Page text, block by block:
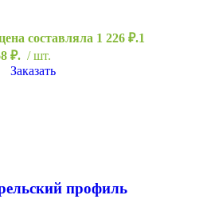
составляла 1 226 ₽.1
₽.
шт.
Заказать
профиль